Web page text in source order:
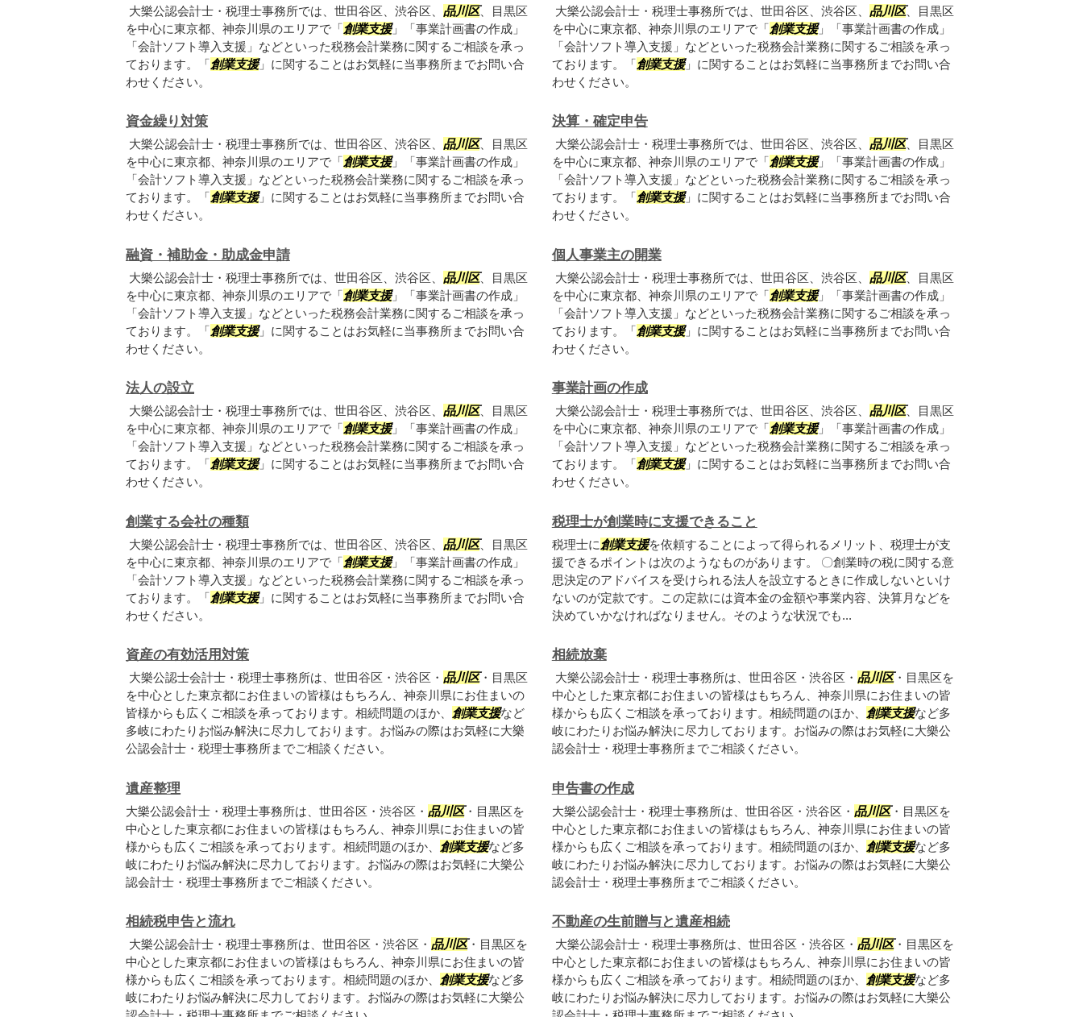
大樂公認会計士・税理士事務所では、世田谷区、渋谷区、 品川区、目黒区
を中心に東京都、神奈川県のエリアで「創業支援」「事業計画書の作成」
「会計ソフト導入支援」などといった税務会計業務に関するご相談を承っ
ております。「創業支援」に関することはお気軽に当事務所までお問い合
わせください。
大樂公認会計士・税理士事務所では、世田谷区、渋谷区、 品川区、目黒区
を中心に東京都、神奈川県のエリアで「創業支援」「事業計画書の作成」
「会計ソフト導入支援」などといった税務会計業務に関するご相談を承っ
ております。「創業支援」に関することはお気軽に当事務所までお問い合
わせください。
資金繰り対策
大樂公認会計士・税理士事務所では、世田谷区、渋谷区、 品川区、目黒区
を中心に東京都、神奈川県のエリアで「創業支援」「事業計画書の作成」
「会計ソフト導入支援」などといった税務会計業務に関するご相談を承っ
ております。「創業支援」に関することはお気軽に当事務所までお問い合
わせください。
決算・確定申告
大樂公認会計士・税理士事務所では、世田谷区、渋谷区、 品川区、目黒区
を中心に東京都、神奈川県のエリアで「創業支援」「事業計画書の作成」
「会計ソフト導入支援」などといった税務会計業務に関するご相談を承っ
ております。「創業支援」に関することはお気軽に当事務所までお問い合
わせください。
融資・補助金・助成金申請
大樂公認会計士・税理士事務所では、世田谷区、渋谷区、 品川区、目黒区
を中心に東京都、神奈川県のエリアで「創業支援」「事業計画書の作成」
「会計ソフト導入支援」などといった税務会計業務に関するご相談を承っ
ております。「創業支援」に関することはお気軽に当事務所までお問い合
わせください。
個人事業主の開業
大樂公認会計士・税理士事務所では、世田谷区、渋谷区、 品川区、目黒区
を中心に東京都、神奈川県のエリアで「創業支援」「事業計画書の作成」
「会計ソフト導入支援」などといった税務会計業務に関するご相談を承っ
ております。「創業支援」に関することはお気軽に当事務所までお問い合
わせください。
法人の設立
大樂公認会計士・税理士事務所では、世田谷区、渋谷区、 品川区、目黒区
を中心に東京都、神奈川県のエリアで「創業支援」「事業計画書の作成」
「会計ソフト導入支援」などといった税務会計業務に関するご相談を承っ
ております。「創業支援」に関することはお気軽に当事務所までお問い合
わせください。
事業計画の作成
大樂公認会計士・税理士事務所では、世田谷区、渋谷区、 品川区、目黒区
を中心に東京都、神奈川県のエリアで「創業支援」「事業計画書の作成」
「会計ソフト導入支援」などといった税務会計業務に関するご相談を承っ
ております。「創業支援」に関することはお気軽に当事務所までお問い合
わせください。
創業する会社の種類
大樂公認会計士・税理士事務所では、世田谷区、渋谷区、 品川区、目黒区
を中心に東京都、神奈川県のエリアで「創業支援」「事業計画書の作成」
「会計ソフト導入支援」などといった税務会計業務に関するご相談を承っ
ております。「創業支援」に関することはお気軽に当事務所までお問い合
わせください。
税理士が創業時に支援できること
税理士に創業支援を依頼することによって得られるメリット、税理士が支
援できるポイントは次のようなものがあります。 〇創業時の税に関する意
思決定のアドバイスを受けられる法人を設立するときに作成しないといけ
ないのが定款です。この定款には資本金の金額や事業内容、決算月などを
決めていかなければなりません。そのような状況でも...
資産の有効活用対策
大樂公認士会計士・税理士事務所は、世田谷区・渋谷区・ 品川区・目黒区
を中心とした東京都にお住まいの皆様はもちろん、神奈川県にお住まいの
皆様からも広くご相談を承っております。相続問題のほか、 創業支援など
多岐にわたりお悩み解決に尽力しております。お悩みの際はお気軽に大樂
公認会計士・税理士事務所までご相談ください。
相続放棄
大樂公認会計士・税理士事務所は、世田谷区・渋谷区・ 品川区・目黒区を
中心とした東京都にお住まいの皆様はもちろん、神奈川県にお住まいの皆
様からも広くご相談を承っております。相続問題のほか、 創業支援など多
岐にわたりお悩み解決に尽力しております。お悩みの際はお気軽に大樂公
認会計士・税理士事務所までご相談ください。
遺産整理
大樂公認会計士・税理士事務所は、世田谷区・渋谷区・ 品川区・目黒区を
中心とした東京都にお住まいの皆様はもちろん、神奈川県にお住まいの皆
様からも広くご相談を承っております。相続問題のほか、 創業支援など多
岐にわたりお悩み解決に尽力しております。お悩みの際はお気軽に大樂公
認会計士・税理士事務所までご相談ください。
申告書の作成
大樂公認会計士・税理士事務所は、世田谷区・渋谷区・ 品川区・目黒区を
中心とした東京都にお住まいの皆様はもちろん、神奈川県にお住まいの皆
様からも広くご相談を承っております。相続問題のほか、 創業支援など多
岐にわたりお悩み解決に尽力しております。お悩みの際はお気軽に大樂公
認会計士・税理士事務所までご相談ください。
相続税申告と流れ
大樂公認会計士・税理士事務所は、世田谷区・渋谷区・ 品川区・目黒区を
中心とした東京都にお住まいの皆様はもちろん、神奈川県にお住まいの皆
様からも広くご相談を承っております。相続問題のほか、 創業支援など多
岐にわたりお悩み解決に尽力しております。お悩みの際はお気軽に大樂公
不動産の生前贈与と遺産相続
大樂公認会計士・税理士事務所は、世田谷区・渋谷区・ 品川区・目黒区を
中心とした東京都にお住まいの皆様はもちろん、神奈川県にお住まいの皆
様からも広くご相談を承っております。相続問題のほか、 創業支援など多
岐にわたりお悩み解決に尽力しております。お悩みの際はお気軽に大樂公